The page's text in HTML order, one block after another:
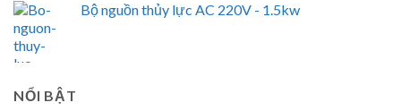
Bộ nguồn thủy lực AC 220V - 1.5kw
NỔI BẬT